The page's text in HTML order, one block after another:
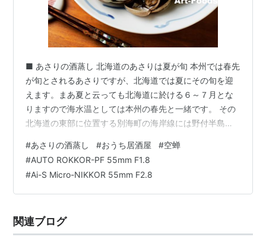
■ あさりの酒蒸し 北海道のあさりは夏が旬 本州では春先
が旬とされるあさりですが、北海道では夏にその旬を迎
えます。まあ夏と云っても北海道に於ける６～７月とな
りますので海水温としては本州の春先と一緒です。 その
北海道の東部に位置する別海町の海岸線には野付半島と
さりがたくさん生息しておりまして、三角の帆を張った
打瀬船(うたせぶね)による伝統的な漁が有名です。 北海
道産 あさり釧路に住んでいたころに何度かその海に潮干
狩りに行ったこともありまして、本州では考えられない
す。小さなもので４cmほど、大粒のも…
#あさりの酒蒸し #おうち居酒屋 #空蝉
#AUTO ROKKOR-PF 55mm F1.8
#Ai-S Micro-NIKKOR 55mm F2.8
関連ブログ